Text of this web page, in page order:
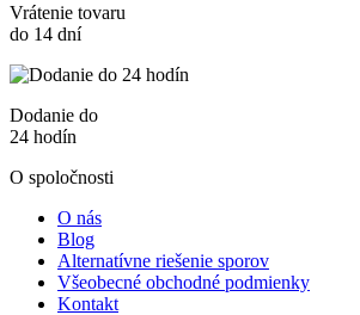
Vrátenie tovaru
do 14 dní
Dodanie do
24 hodín
O spoločnosti
O nás
Blog
Alternatívne riešenie sporov
Všeobecné obchodné podmienky
Kontakt